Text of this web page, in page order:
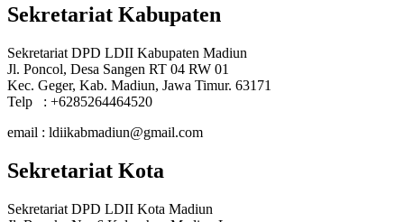
Sekretariat Kabupaten
Sekretariat DPD LDII Kabupaten Madiun
Jl. Poncol, Desa Sangen RT 04 RW 01
Kec. Geger, Kab. Madiun, Jawa Timur. 63171
Telp : +6285264464520
email : ldiikabmadiun@gmail.com
Sekretariat Kota
Sekretariat DPD LDII Kota Madiun